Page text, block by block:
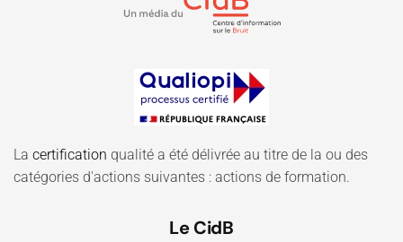
La certification qualité a été délivrée au titre de la ou des
catégories d'actions suivantes : actions de formation.
Le CidB